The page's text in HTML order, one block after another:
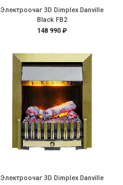
Электроочаг 3D Dimplex Danville
Black FB2
148 990 ₽
Электроочаг 3D Dimplex Danville